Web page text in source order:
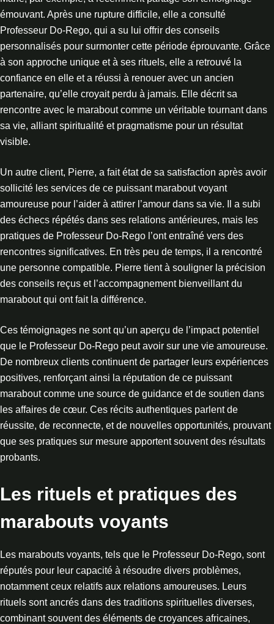
émouvant. Après une rupture difficile, elle a consulté
Professeur Do-Rego, qui a su lui offrir des conseils
personnalisés pour surmonter cette période éprouvante. Grâce
à son approche unique et à ses rituels, elle a retrouvé la
confiance en elle et a réussi à renouer avec un ancien
partenaire, qu’elle croyait perdu à jamais. Elle décrit sa
rencontre avec le marabout comme un véritable tournant dans
sa vie, alliant spiritualité et pragmatisme pour un résultat
visible.
Un autre client, Pierre, a fait état de sa satisfaction après avoir
sollicité les services de ce puissant marabout voyant
amoureuse pour l’aider à attirer l’amour dans sa vie. Il a subi
des échecs répétés dans ses relations antérieures, mais les
pratiques de Professeur Do-Rego l’ont entraîné vers des
rencontres significatives. En très peu de temps, il a rencontré
une personne compatible. Pierre tient à souligner la précision
des conseils reçus et l’accompagnement bienveillant du
marabout qui ont fait la différence.
Ces témoignages ne sont qu’un aperçu de l’impact potentiel
que le Professeur Do-Rego peut avoir sur une vie amoureuse.
De nombreux clients continuent de partager leurs expériences
positives, renforçant ainsi la réputation de ce puissant
marabout comme une source de guidance et de soutien dans
les affaires de cœur. Ces récits authentiques parlent de
réussite, de reconnecte, et de nouvelles opportunités, prouvant
que ses pratiques sur mesure apportent souvent des résultats
probants.
Les rituels et pratiques des
marabouts voyants
Les marabouts voyants, tels que le Professeur Do-Rego, sont
réputés pour leur capacité à résoudre divers problèmes,
notamment ceux relatifs aux relations amoureuses. Leurs
rituels sont ancrés dans des traditions spirituelles diverses,
combinant souvent des éléments de croyances africaines,